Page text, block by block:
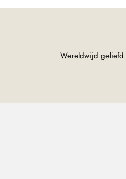
Wereldwijd geliefd.